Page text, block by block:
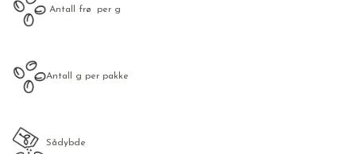
Antall frø per g
Antall g per pakke
Sådybde